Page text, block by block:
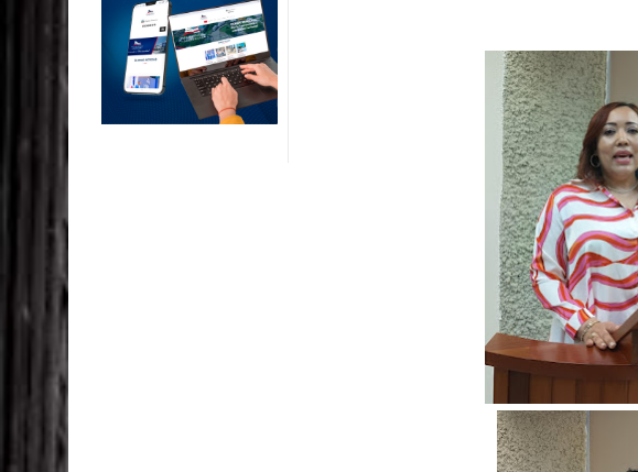
TC declara inconstitucional decreto sobre horarios de venta de alcohol
Congreso
Presidente LMD Víctor D´Aza supervisa obra relleno sanitario y se
Heridos y edificios colapsados tras terremoto de magnitud 7,1 en Japón
Poder Ejecutivo promulga modificaciones al nuevo Código Penal
Diputado Félix Michell Rodríguez reveló que con Presupuesto
El PRM tendrá desde el próximo domingo una dirección de hombres